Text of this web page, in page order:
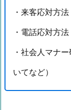
・来客応対方法
・電話応対方法
・社会人マナ
いてなど）